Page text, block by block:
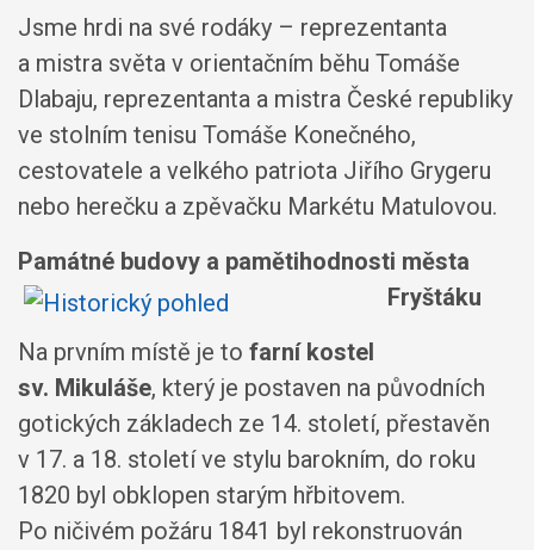
Jsme hrdi na své rodáky – reprezentanta
a mistra světa v orientačním běhu Tomáše
Dlabaju, reprezentanta a mistra České republiky
ve stolním tenisu Tomáše Konečného,
cestovatele a velkého patriota Jiřího Grygeru
nebo herečku a zpěvačku Markétu Matulovou.
Památné budovy a pamětihodnosti města
Fryštáku
Na prvním místě je to farní kostel
sv. Mikuláše, který je postaven na původních
gotických základech ze 14. století, přestavěn
v 17. a 18. století ve stylu barokním, do roku
1820 byl obklopen starým hřbitovem.
Po ničivém požáru 1841 byl rekonstruován